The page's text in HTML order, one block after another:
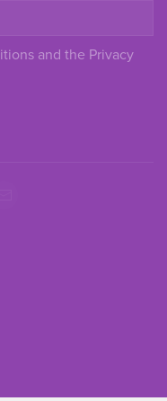
and the Privacy